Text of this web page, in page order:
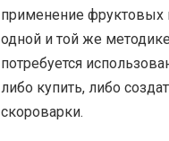
применение фруктовых
одной и той же
потребуется
либо купить, либо
скороварки.